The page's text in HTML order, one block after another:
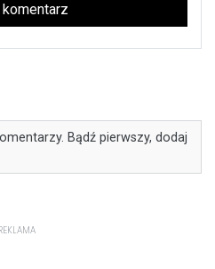
komentarz
Bądź pierwszy, dodaj